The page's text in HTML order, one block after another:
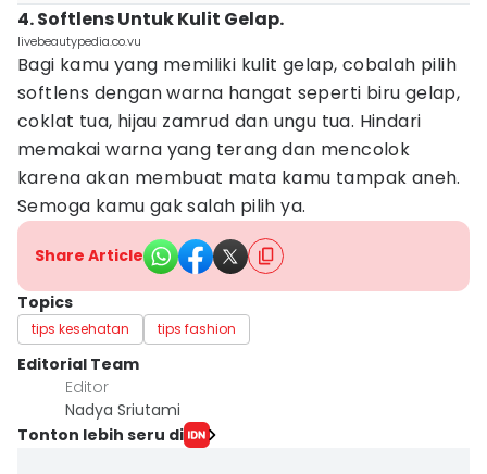
4. Softlens Untuk Kulit Gelap.
livebeautypedia.co.vu
Bagi kamu yang memiliki kulit gelap, cobalah pilih
softlens dengan warna hangat seperti biru gelap,
coklat tua, hijau zamrud dan ungu tua. Hindari
memakai warna yang terang dan mencolok
karena akan membuat mata kamu tampak aneh.
Semoga kamu gak salah pilih ya.
Share Article
Topics
tips kesehatan tips fashion
Editorial Team
Editor
Nadya Sriutami
Tonton lebih seru di